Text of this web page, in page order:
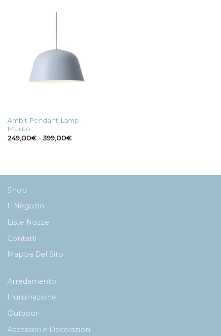
79,00€.
Ambit Pendant Lamp –
Muuto
249,00€ - 399,00€Fascia
399,00€
Shop
Il Negozio
Liste Nozze
Contatti
Mappa Del Sito
Arredamento
Illuminazione
Outdoor
Accessori e Decorazioni